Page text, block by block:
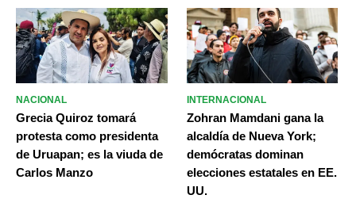
NACIONAL
Grecia Quiroz tomará
protesta como presidenta
de Uruapan; es la viuda de
Carlos Manzo
INTERNACIONAL
Zohran Mamdani gana la
alcaldía de Nueva York;
demócratas dominan
elecciones estatales en EE.
UU.